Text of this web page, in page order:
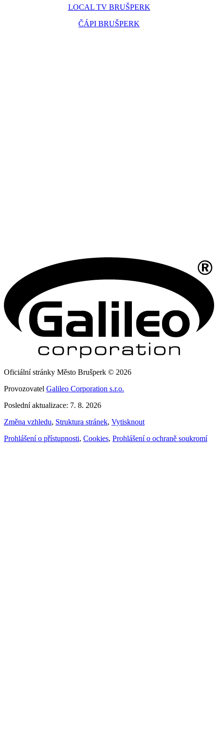
LOCAL TV BRUŠPERK
ČÁPI BRUŠPERK
Oficiální stránky Město Brušperk © 2026
Provozovatel Galileo Corporation s.r.o.
Poslední aktualizace: 7. 8. 2026
Změna vzhledu, Struktura stránek, Vytisknout
Prohlášení o přístupnosti, Cookies, Prohlášení o ochraně soukromí